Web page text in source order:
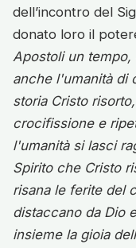
dell’incontro del
donato loro il
Apostoli un
anche l'umanità di
storia Cristo
crocifissione e
l'umanità si lasci
Spirito che Cristo
risana le ferite del
distaccano da Dio
insieme la gioia